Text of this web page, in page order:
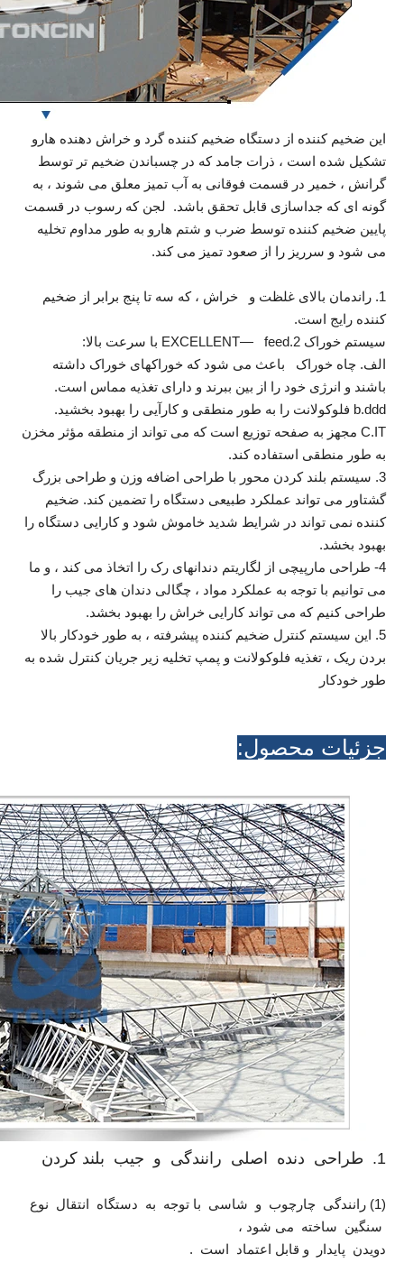
این ضخیم کننده از دستگاه ضخیم کننده گرد و خراش دهنده هارو
تشکیل شده است ، ذرات جامد که در چسباندن ضخیم تر توسط
گرانش ، خمیر در قسمت فوقانی به آب تمیز معلق می شوند ، به
گونه ای که جداسازی قابل تحقق باشد. لجن که رسوب در قسمت
پایین ضخیم کننده توسط ضرب و شتم هارو به طور مداوم تخلیه
می شود و سرریز را از صعود تمیز می کند.
1. راندمان بالای غلظت و خراش ، که سه تا پنج برابر از ضخیم
کننده رایج است.
سیستم خوراک 2.EXCELLENT— feed با سرعت بالا:
الف. چاه خوراک باعث می شود که خوراکهای خوراک داشته
باشند و انرژی خود را از بین ببرند و دارای تغذیه مماس است.
b.ddd فلوکولانت را به طور منطقی و کارآیی را بهبود بخشید.
C.IT مجهز به صفحه توزیع است که می تواند از منطقه مؤثر مخزن
به طور منطقی استفاده کند.
3. سیستم بلند کردن محور با طراحی اضافه وزن و طراحی بزرگ
گشتاور می تواند عملکرد طبیعی دستگاه را تضمین کند. ضخیم
کننده نمی تواند در شرایط شدید خاموش شود و کارایی دستگاه را
بهبود بخشد.
4- طراحی مارپیچی از لگاریتم دندانهای رک را اتخاذ می کند ، و ما
می توانیم با توجه به عملکرد مواد ، چگالی دندان های جیب را
طراحی کنیم که می تواند کارایی خراش را بهبود بخشد.
5. این سیستم کنترل ضخیم کننده پیشرفته ، به طور خودکار بالا
بردن ریک ، تغذیه فلوکولانت و پمپ تخلیه زیر جریان کنترل شده به
طور خودکار
جزئیات محصول:
1. طراحی دنده اصلی رانندگی و جیب بلند کردن
(1) رانندگی چارچوب و شاسی با توجه به دستگاه انتقال نوع
سنگین ساخته می شود ،
دویدن پایدار و قابل اعتماد است .